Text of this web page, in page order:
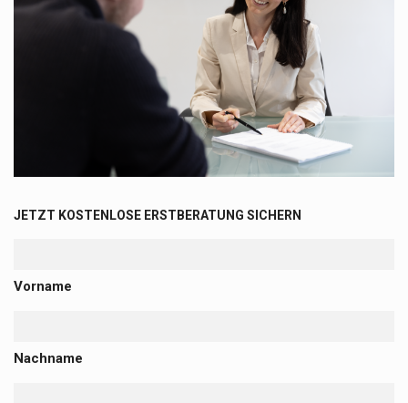
JETZT KOSTENLOSE ERSTBERATUNG SICHERN
Vorname
Nachname